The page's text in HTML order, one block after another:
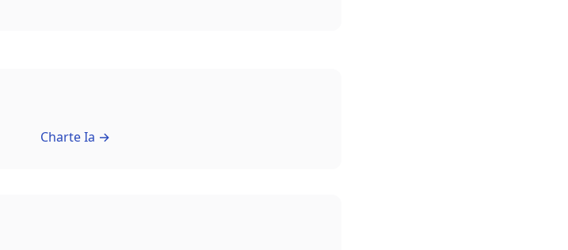
Charte Ia →